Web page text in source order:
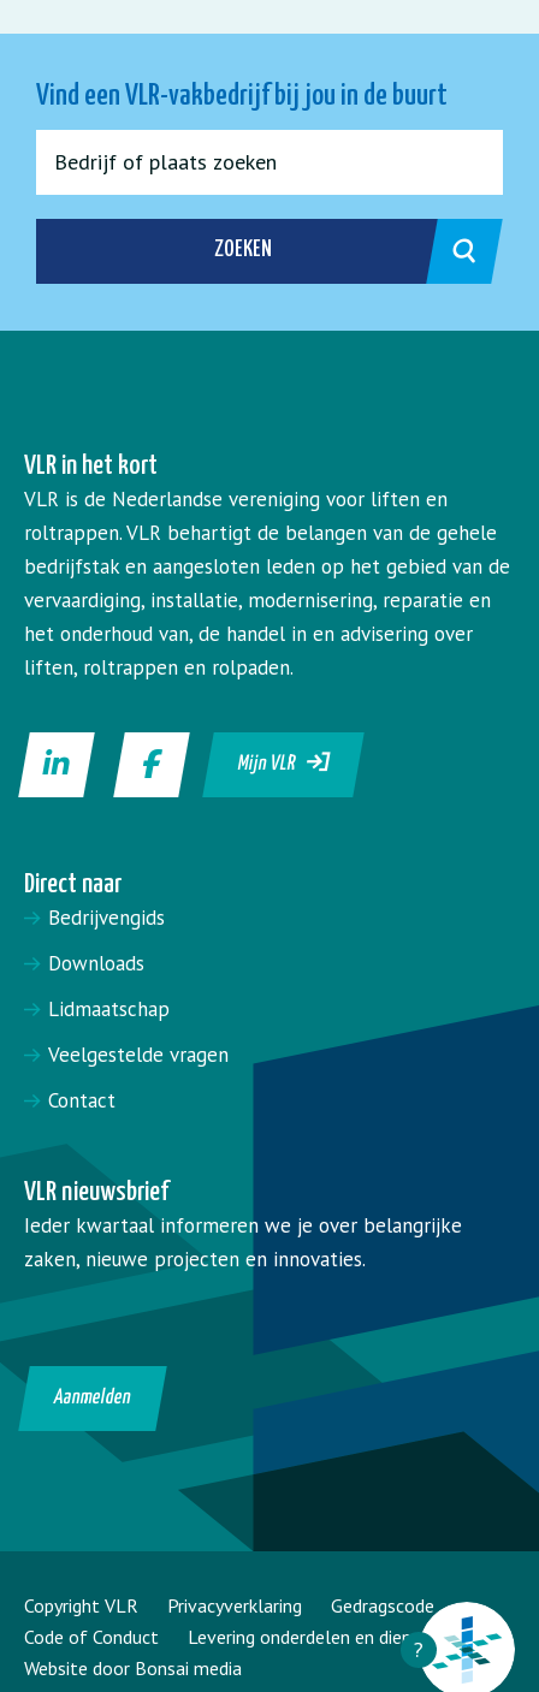
Vind een VLR-vakbedrijf bij jou in de buurt
ZOEKEN
VLR in het kort
VLR is de Nederlandse vereniging voor liften en
roltrappen. VLR behartigt de belangen van de gehele
bedrijfstak en aangesloten leden op het gebied van de
vervaardiging, installatie, modernisering, reparatie en
het onderhoud van, de handel in en advisering over
liften, roltrappen en rolpaden.
Mijn VLR
Direct naar
Bedrijvengids
Downloads
Lidmaatschap
Veelgestelde vragen
Contact
VLR nieuwsbrief
Ieder kwartaal informeren we je over belangrijke
zaken, nieuwe projecten en innovaties.
Aanmelden
Copyright VLR Privacyverklaring
Gedragscode
Code of Conduct
Levering onderdelen en diensten
Website door Bonsai media
?